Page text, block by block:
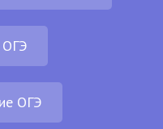
ОГЭ